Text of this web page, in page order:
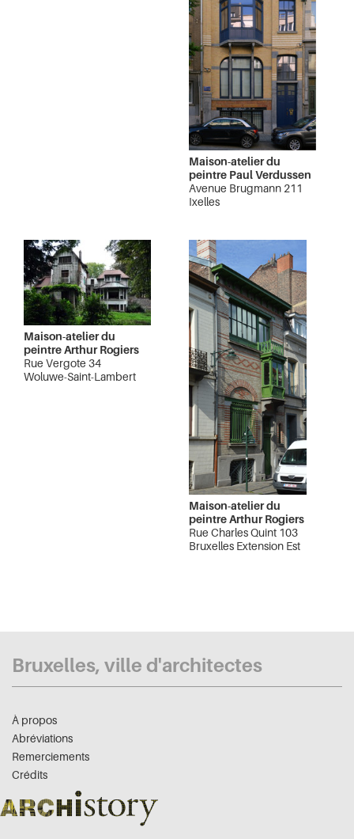
Maison-atelier du
peintre Paul Verdussen
Avenue Brugmann 211
Ixelles
Maison-atelier du
peintre Arthur Rogiers
Rue Vergote 34
Woluwe-Saint-Lambert
Maison-atelier du
peintre Arthur Rogiers
Rue Charles Quint 103
Bruxelles Extension Est
Bruxelles, ville d'architectes
À propos
Abréviations
Remerciements
Crédits